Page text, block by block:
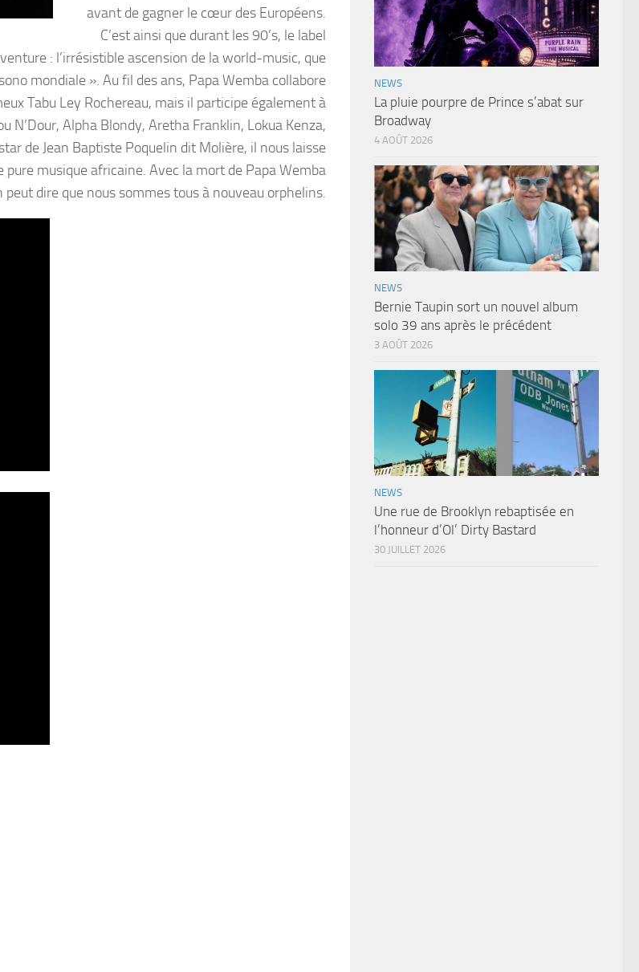
avant de gagner le cœur des Européens.
C’est ainsi que durant les 90’s, le label
: l’irrésistible ascension de la world-music, que
mondiale ». Au fil des ans, Papa Wemba collabore
Tabu Ley Rochereau, mais il participe également à
N’Dour, Alpha Blondy, Aretha Franklin, Lokua Kenza,
de Jean Baptiste Poquelin dit Molière, il nous laisse
musique africaine. Avec la mort de Papa Wemba
peut dire que nous sommes tous à nouveau orphelins.
NEWS
La pluie pourpre de Prince s’abat sur
Broadway
4 AOÛT 2026
NEWS
Bernie Taupin sort un nouvel album
solo 39 ans après le précédent
3 AOÛT 2026
NEWS
Une rue de Brooklyn rebaptisée en
l’honneur d’Ol’ Dirty Bastard
30 JUILLET 2026